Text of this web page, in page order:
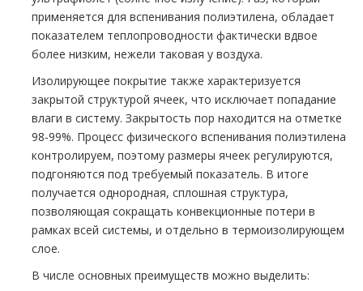
применяется для вспенивания полиэтилена, обладает
показателем теплопроводности фактически вдвое
более низким, нежели таковая у воздуха.
Изолирующее покрытие также характеризуется
закрытой структурой ячеек, что исключает попадание
влаги в систему. Закрытость пор находится на отметке
98-99%. Процесс физического вспенивания полиэтилена
контролируем, поэтому размеры ячеек регулируются,
подгоняются под требуемый показатель. В итоге
получается однородная, сплошная структура,
позволяющая сокращать конвекционные потери в
рамках всей системы, и отдельно в термоизолирующем
слое.
В числе основных преимуществ можно выделить: